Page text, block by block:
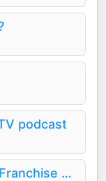
podcast
Halloweenies: A Horror Franchise Podcast